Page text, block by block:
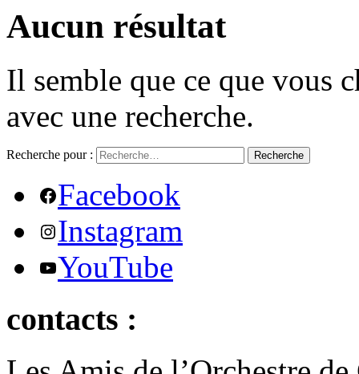
Aucun résultat
Il semble que ce que vous
avec une recherche.
Recherche pour : Recherche
Facebook
Instagram
YouTube
contacts :